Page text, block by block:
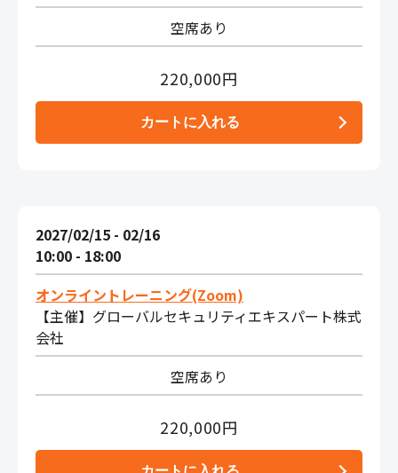
空席あり
220,000円
2027/02/15 - 02/16
10:00 - 18:00
オンライントレーニング(Zoom)
【主催】グローバルセキュリティエキスパート株式
会社
空席あり
220,000円